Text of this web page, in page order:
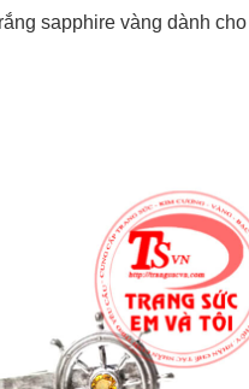
sapphire vàng dành